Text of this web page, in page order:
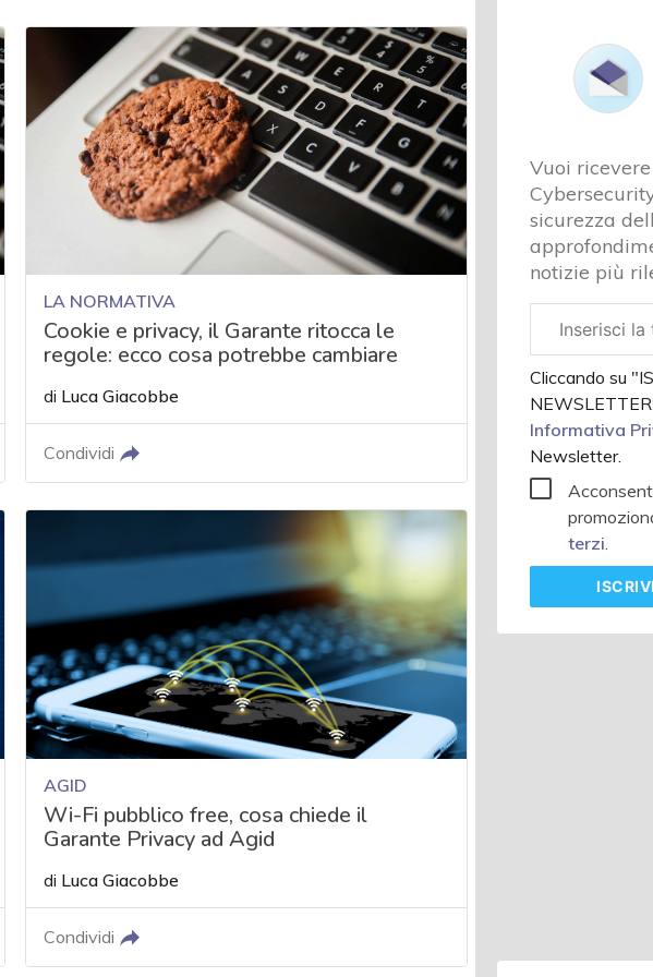
Cyber
e
Corsi
Chi
LA NORMATIVA
Cookie e privacy, il Garante ritocca le
regole: ecco cosa potrebbe cambiare
di Luca Giacobbe
Condividi
AGID
Wi-Fi pubblico free, cosa chiede il
Garante Privacy ad Agid
di Luca Giacobbe
Condividi
Vuoi
sicurezza
notizie più
aziendale
Cliccando su
Informativa
Newsletter.
terzi.